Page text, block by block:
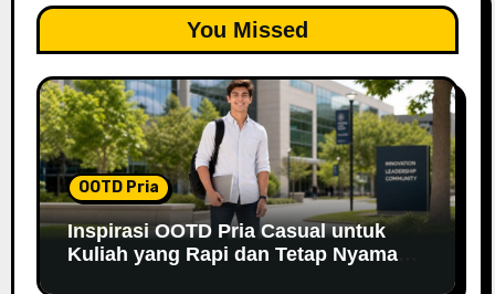
You Missed
OOTD Pria
Inspirasi OOTD Pria Casual untuk
Kuliah yang Rapi dan Tetap Nyaman